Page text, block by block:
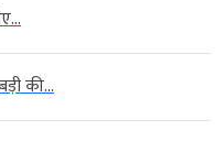
की...